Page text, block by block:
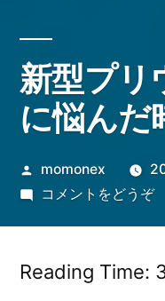
新型プリ
に悩んだ
投
稿
momonex
コメントをどうぞ(新
リ
Reading Time: